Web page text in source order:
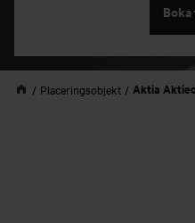
Placeringsobjekt Aktia